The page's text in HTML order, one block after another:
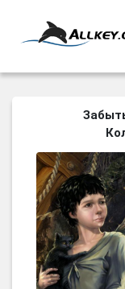
ВСЕ ИГРЫ
ПОИСК
ГОЛОВОЛОМКИ
БИЗНЕС
ТРИ-В-РЯД
СТРАТЕГИИ
СТРЕЛЯЛКИ